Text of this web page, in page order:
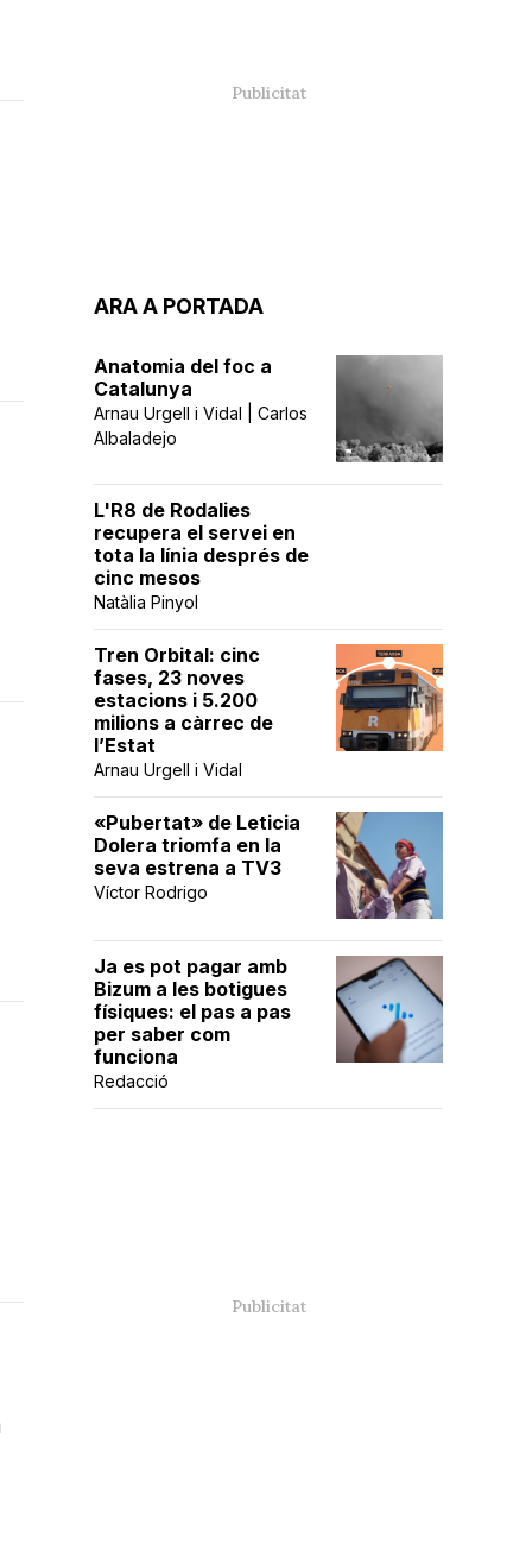
ARA A PORTADA
Anatomia del foc a
Catalunya
Arnau Urgell i Vidal | Carlos
Albaladejo
L'R8 de Rodalies
recupera el servei en
tota la línia després de
cinc mesos
Natàlia Pinyol
Tren Orbital: cinc
fases, 23 noves
estacions i 5.200
milions a càrrec de
l’Estat
Arnau Urgell i Vidal
«Pubertat» de Leticia
Dolera triomfa en la
seva estrena a TV3
Víctor Rodrigo
Ja es pot pagar amb
Bizum a les botigues
físiques: el pas a pas
per saber com
funciona
Redacció